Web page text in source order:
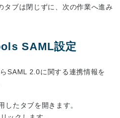
タブは閉じずに、次の作業へ進み
SAML設定
SAML 2.0に関する連携情報を
したタブを開きます。